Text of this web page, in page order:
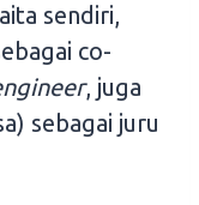
sendiri,
co-
, juga
sebagai juru